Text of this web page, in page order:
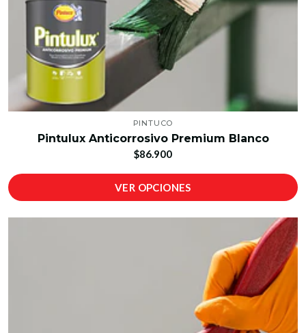
PINTUCO
Pintulux Anticorrosivo Premium Blanco
$86.900
VER OPCIONES